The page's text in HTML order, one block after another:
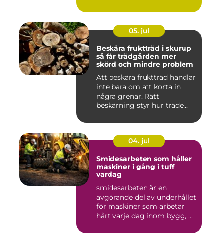
05. jul
Beskära fruktträd i skurup
så får trädgården mer
skörd och mindre problem
Att beskära fruktträd handlar
inte bara om att korta in
några grenar. Rätt
beskärning styr hur träde...
04. jul
Smidesarbeten som håller
maskiner i gång i tuff
vardag
smidesarbeten är en
avgörande del av underhållet
för maskiner som arbetar
hårt varje dag inom bygg, ...